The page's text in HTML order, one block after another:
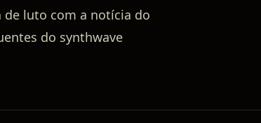
luto com a notícia do
do synthwave